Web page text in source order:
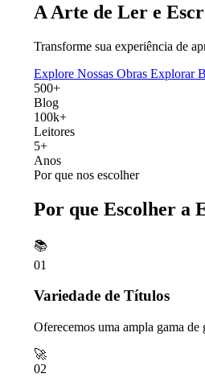
A Arte de Ler e
Transforme sua experiência de
Explore Nossas Obras Explorar
500+
Blog
100k+
Leitores
5+
Anos
Por que nos escolher
Por que Escolher a
📚
01
Variedade de Títulos
Oferecemos uma ampla gama
🚀
02